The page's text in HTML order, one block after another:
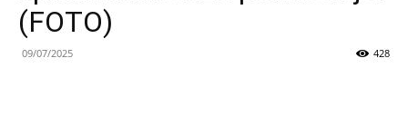
(FOTO)
09/07/2025 428